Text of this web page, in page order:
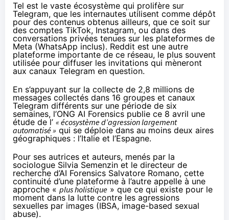
Tel est le vaste écosystème qui prolifère sur
Telegram, que les internautes utilisent comme dépôt
pour des contenus obtenus ailleurs, que ce soit sur
des comptes TikTok, Instagram, ou dans des
conversations privées tenues sur les plateformes de
Meta (WhatsApp inclus). Reddit est une autre
plateforme importante de ce réseau, le plus souvent
utilisée pour diffuser les invitations qui mèneront
aux canaux Telegram en question.
En s’appuyant sur la collecte de 2,8 millions de
messages collectés dans 16 groupes et canaux
Telegram différents sur une période de six
semaines, l’ONG AI Forensics publie ce 8 avril une
étude de l’ « écosystème d’agression largement
automatisé » qui se déploie dans au moins deux aires
géographiques : l’Italie et l’Espagne.
Pour ses autrices et auteurs, menés par la
sociologue Silvia Semenzin et le directeur de
recherche d’AI Forensics Salvatore Romano, cette
continuité d’une plateforme à l’autre appelle à une
approche « plus holistique » que ce qui existe pour le
moment dans la lutte contre les agressions
sexuelles par images (IBSA, image-based sexual
abuse).